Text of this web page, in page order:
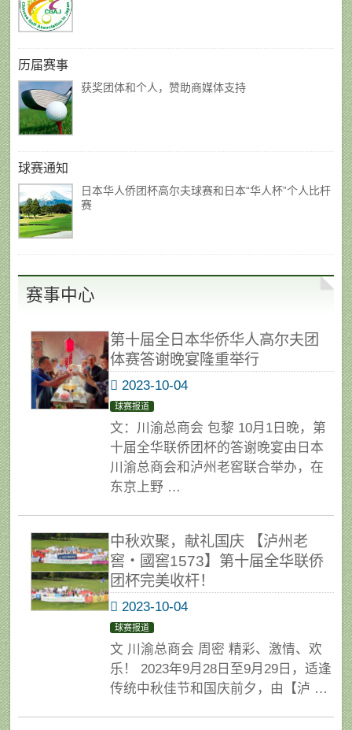
历届赛事
获奖团体和个人，赞助商媒体支持
球赛通知
日本华人侨团杯高尔夫球赛和日本“华人杯”个人比杆
赛
赛事中心
第十届全日本华侨华人高尔夫团
体赛答谢晚宴隆重举行
2023-10-04
球赛报道
文：川渝总商会 包黎 10月1日晚，第
十届全华联侨团杯的答谢晚宴由日本
川渝总商会和泸州老窖联合举办，在
东京上野 …
中秋欢聚，献礼国庆 【泸州老
窖・國窖1573】第十届全华联侨
团杯完美收杆！
2023-10-04
球赛报道
文 川渝总商会 周密 精彩、激情、欢
乐！ 2023年9月28日至9月29日，适逢
传统中秋佳节和国庆前夕，由【泸 …